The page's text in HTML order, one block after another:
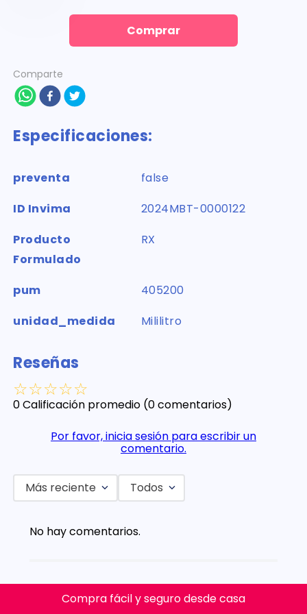
Comprar
Comparte
Especificaciones:
preventa
false
ID Invima
2024MBT-0000122
Producto
Formulado
RX
pum
405200
unidad_medida
Mililitro
Reseñas
☆☆☆☆☆
0 Calificación promedio (0 comentarios)
Por favor, inicia sesión para escribir un
comentario.
Más reciente Todos
No hay comentarios.
Compra fácil y seguro desde casa